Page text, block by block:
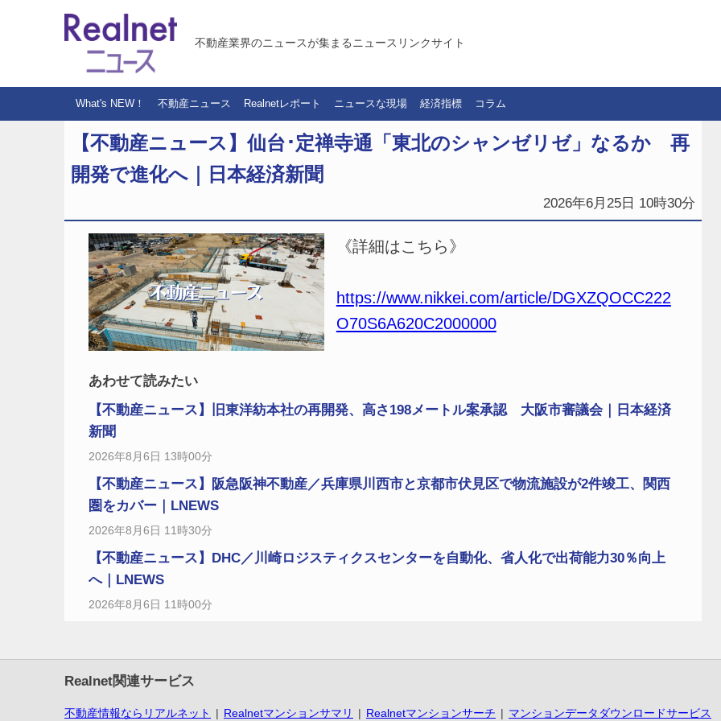
不動産業界のニュースが集まるニュースリンクサイト
What's NEW！ 不動産ニュース Realnetレポート ニュースな現場 経済指標 コラム
【不動産ニュース】仙台･定禅寺通「東北のシャンゼリゼ」なるか 再
開発で進化へ｜日本経済新聞
2026年6月25日 10時30分
《詳細はこちら》
https://www.nikkei.com/article/DGXZQOCC222
O70S6A620C2000000
あわせて読みたい
【不動産ニュース】旧東洋紡本社の再開発、高さ198メートル案承認 大阪市審議会｜日本経済
新聞
2026年8月6日 13時00分
【不動産ニュース】阪急阪神不動産／兵庫県川西市と京都市伏見区で物流施設が2件竣工、関西
圏をカバー｜LNEWS
2026年8月6日 11時30分
【不動産ニュース】DHC／川崎ロジスティクスセンターを自動化、省人化で出荷能力30％向上
へ｜LNEWS
2026年8月6日 11時00分
Realnet関連サービス
不動産情報ならリアルネット Realnetマンションサマリ Realnetマンションサーチ マンションデータダウンロードサービス